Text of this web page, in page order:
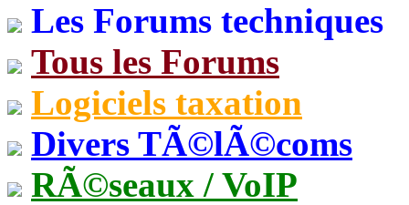
Les Forums techniques
Tous les Forums
Logiciels taxation
Divers TÃ©lÃ©coms
RÃ©seaux / VoIP